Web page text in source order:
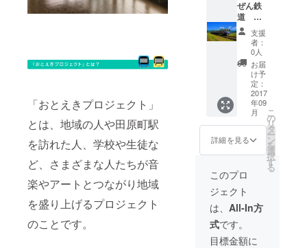
「おとえきプロジェクト」
とは、地域の人や田原町駅
を訪れた人、学校や生徒な
ど、さまざまな人たちが音
楽やアートとつながり地域
を盛り上げるプロジェクト
のことです。
駅広場
に掲載
しま
す。 ご
家族の
記念や
企業Ｐ
Ｒにい
かがで
しょう
か？
ぜん鉄
道 貸
切権】
職場、
家族、
友人と
の記念
に、鉄
道を１
編成貸
し切る
夢をか
なえて
みませ
んか？
※日時、
路線の
希望は
後日お
伺いい
たしま
す。
支援
者：
0人
お届
け予
定：
2017
年09
月
詳細を見る
こ
の
リ
タ
ー
ン
を
選
択
す
る
このプロ
ジェクト
は、 All-In方
式です。
目標金額に